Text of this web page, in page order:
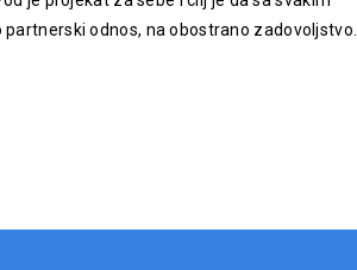
odnos, na obostrano zadovoljstvo.